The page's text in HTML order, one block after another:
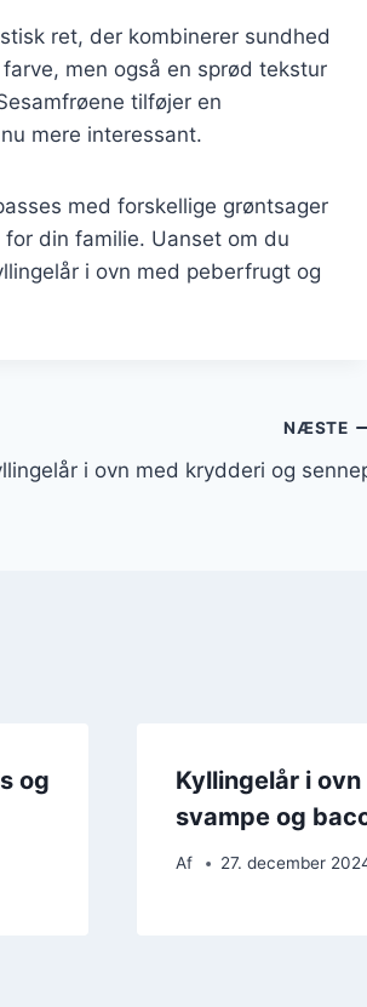
ret, der kombinerer sundhed
men også en sprød tekstur
tilføjer en
mere interessant.
med forskellige grøntsager
din familie. Uanset om du
i ovn med peberfrugt og
NÆSTE
i ovn med krydderi og
og
Kyllingelår i ovn
svampe og
Af 27. december